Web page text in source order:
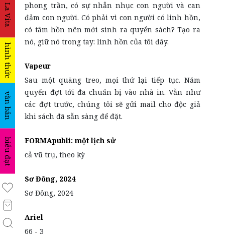
La Vita
hình thức
văn bản
biểu đạt
phong trần, có sự nhẫn nhục con người và can
đảm con người. Có phải vì con người có linh hồn,
có tâm hồn nên mới sinh ra quyển sách? Tạo ra
nó, giữ nó trong tay: linh hồn của tôi đây.
Vapeur
Sau một quãng treo, mọi thứ lại tiếp tục. Năm
quyển đợt tới đã chuẩn bị vào nhà in. Vẫn như
các đợt trước, chúng tôi sẽ gửi mail cho độc giả
khi sách đã sẵn sàng để đặt.
FORMApubli: một lịch sử
cả vũ trụ, theo kỳ
Sơ Đông, 2024
Sơ Đông, 2024
Ariel
66 - 3